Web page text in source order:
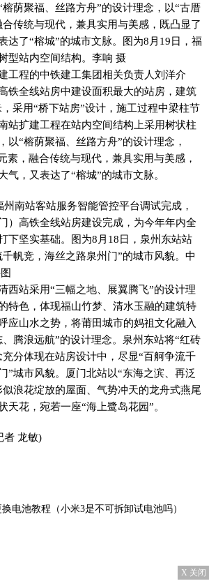
荫聚福、丝路方舟”的设计理念，以“古厝
传统与现代，兼具实用与美感，既凸显了
达了“榕城”的城市文脉。图为8月19日，福
型站内空间结构。李响 摄
工程的中铁建工集团相关负责人刘洋介
铁全线站房中建设面积最大的站房，建筑
采用“桥下站房”设计，施工过程中梁柱节
站扩建工程在站内空间结构上采用树状柱
以“榕荫聚福、丝路方舟”的设计理念，
素，融合传统与现代，兼具实用与美感，
气，又表达了“榕城”的城市文脉。
南站客站服务智能管控平台调试完成，
）高铁全线站房建设完成，为今年年内全
下坚实基础。图为8月18日，泉州东站站
帆竞，海丝之路泉州门”的城市风貌。中
西站采用“三幅之地、展翼腾飞”的设计理
特色，体现福山竹梦、清水玉融的建筑特
应山水之势，将莆田城市的妈祖文化融入
腾浪远航”的设计理念。泉州东站将“红砖
分体现在站房设计中，尽显“百舸争流千
”城市风貌。厦门北站以“东海之滨、再泛
浪花绽放的屋面、气势冲天的龙舟式燕尾
天花，宛若一座“海上鹭岛花园”。
者 龙敏)
电池教程（小米3是不可拆卸试电池吗）
X 关闭